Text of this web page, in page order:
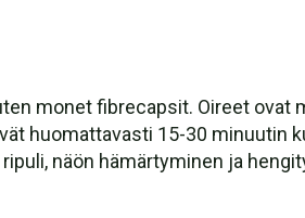
monet fibrecapsit. Oireet
huomattavasti 15-30 minuutin
näön hämärtyminen ja